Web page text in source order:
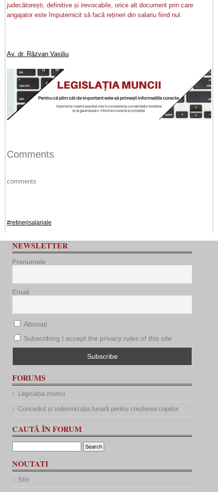
judecătorești, definitive și irevocabile, orice alt document prin care
angajator este împuternicit să facă rețineri din salariu fiind nul .
Av. dr. Răzvan Vasiliu
Comments
comments
#retinerisalariale
NEWSLETTER
Prenumele
Email
Abonați
Subscribing I accept the privacy rules of this site
FORUMS
Legislația muncii
Concediul și indemnizația lunară pentru creșterea copiilor
CAUTĂ ÎN FORUM
NOUTATI
Stiri